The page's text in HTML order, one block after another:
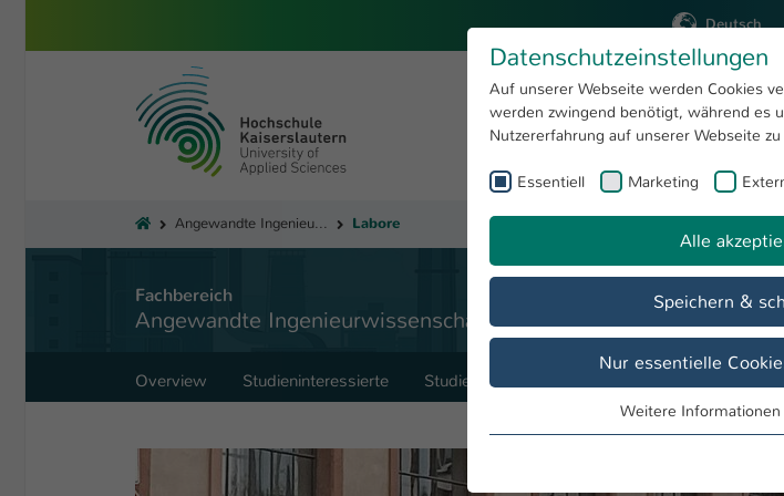
Deutsch
University of Applied Sciences Kaiserslautern
You are here: Angewandte Ingenieurwissenschaften Labore
Fachbereich
Angewandte Ingenieurwissenschaften
Overview Studieninteressierte Studierende
Datenschutzeinstellungen
Auf unserer Webseite werden Cookies
werden zwingend benötigt, während es
Nutzererfahrung auf unserer Webseite
Essentiell Marketing
Alle
Speichern &
Nur essentielle
Essentielle Cookies werden für
Weitere Informationen